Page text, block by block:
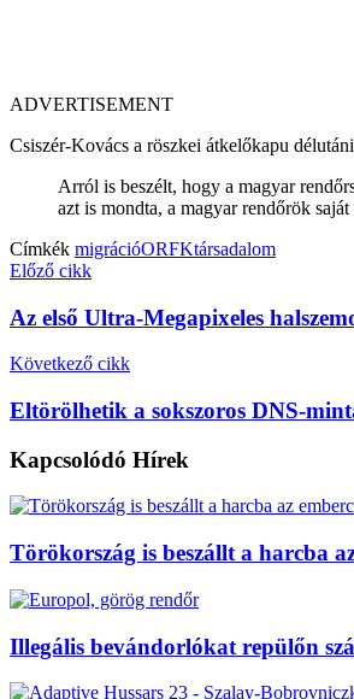
ADVERTISEMENT
Csiszér-Kovács a röszkei átkelőkapu
Arról is beszélt, hogy a magyar
azt is mondta, a magyar rendőrök
Címkék migrációORFKtársadalom
Előző cikk
Az első Ultra-Megapixeles
Következő cikk
Eltörölhetik a sokszoros DNS-
Kapcsolódó Hírek
Törökország is beszállt a harcba
Illegális bevándorlókat repülőn